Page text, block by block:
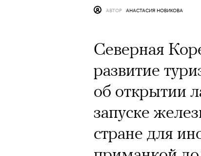
АВТОР АНАСТАСИЯ НОВИКОВА
Северная
развитие
об открытии
запуске
стране для